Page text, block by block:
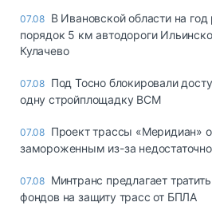
07.08 В Ивановской области на
порядок 5 км автодороги
Кулачево
07.08 Под Тосно блокировали
одну стройплощадку ВСМ
07.08 Проект трассы «Меридиан»
замороженным из-за
07.08 Минтранс предлагает
фондов на защиту трасс от БПЛА